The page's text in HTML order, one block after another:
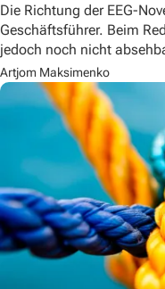
Die Richtung der EEG-
Geschäftsführer. Beim
jedoch noch nicht
Artjom Maksimenko